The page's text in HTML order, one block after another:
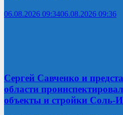
06.08.2026 09:3406.08.2026 09:36
Сергей Савченко и
области
объекты и стройки Соль-